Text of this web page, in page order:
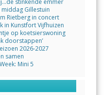
stinkende emmer
middag Gillestuin
Rietberg in concert
in Kunstfort Vijfhuizen
op koetsierswoning
doorstappen’
2026-2027
samen
Mini 5